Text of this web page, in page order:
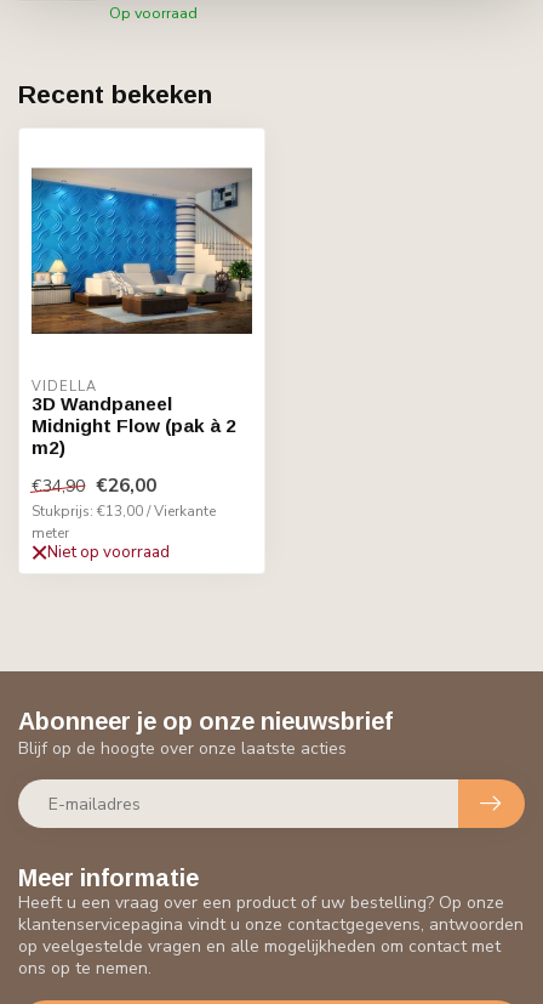
Op voorraad
Recent bekeken
VIDELLA
3D Wandpaneel
Midnight Flow (pak à 2
m2)
€34,90 €26,00
Stukprijs: €13,00 / Vierkante
meter
Niet op voorraad
Meer informatie
Heeft u een vraag over een product of uw bestelling? Op onze
klantenservicepagina vindt u onze contactgegevens, antwoorden
op veelgestelde vragen en alle mogelijkheden om contact met
ons op te nemen.
Abonneer je op onze nieuwsbrief
Blijf op de hoogte over onze laatste acties